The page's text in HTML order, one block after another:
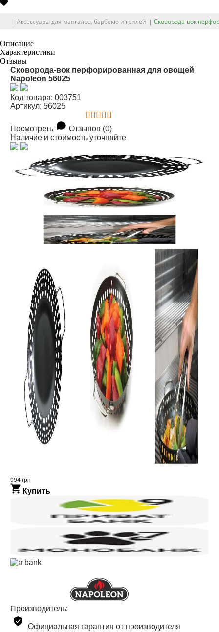
Аксессуары для мангалов, барбекю и грилей Сковорода-вок
Описание
Характеристики
Отзывы
Сковорода-вок перфорированная для овощей
Napoleon 56025
Код товара: 003751
Артикул: 56025
Посмотреть
Отзывов (0)
Наличие и стоимость уточняйте
994 грн
Купить
Производитель:
Официальная гарантия от производителя